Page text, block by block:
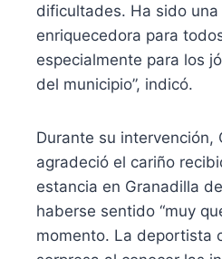
dificultades. Ha sido una
enriquecedora para
especialmente para los
del municipio”, indicó.
Durante su intervención,
agradeció el cariño
estancia en Granadilla
haberse sentido “muy
momento. La deportista